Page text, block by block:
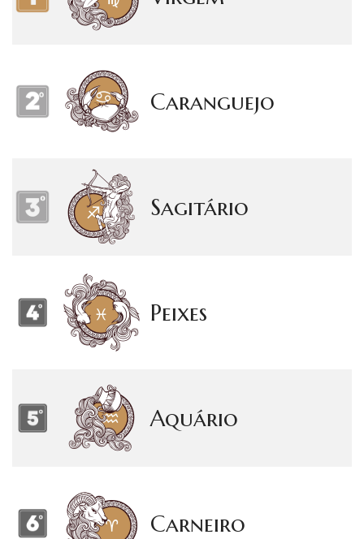
Caranguejo
Sagitário
Peixes
Aquário
Carneiro